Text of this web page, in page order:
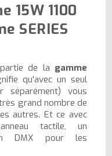
15W 1100
SERIES
de la gamme
qu'avec un seul
séparément) vous
grand nombre de
autres. Et ce avec
tactile, un
DMX pour les